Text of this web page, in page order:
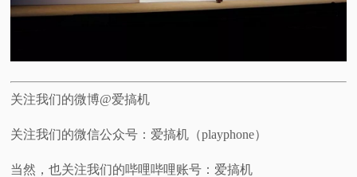
关注我们的微博@爱搞机
关注我们的微信公众号：爱搞机（playphone）
当然，也关注我们的哔哩哔哩账号：爱搞机